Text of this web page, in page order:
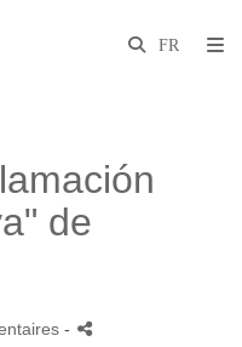
de
-